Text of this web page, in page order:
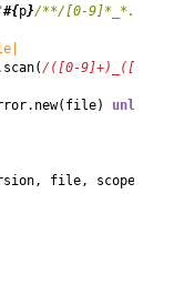
#{p}/**/[0-9]*_*.rb"
/([0-9]+)_([_a-
unless